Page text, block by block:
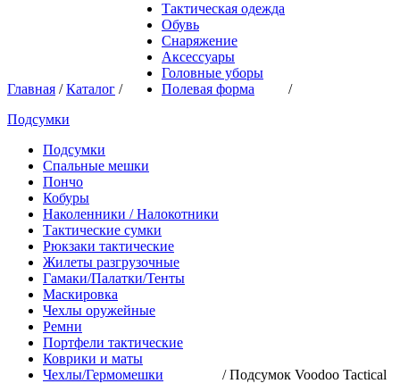
Главная /Каталог /
Тактическая одежда
Обувь
Снаряжение
Аксессуары
Головные уборы
Полевая форма
/
Подсумки
Подсумки
Спальные мешки
Пончо
Кобуры
Наколенники / Налокотники
Тактические сумки
Рюкзаки тактические
Жилеты разгрузочные
Гамаки/Палатки/Тенты
Маскировка
Чехлы оружейные
Ремни
Портфели тактические
Коврики и маты
Чехлы/Гермомешки
/Подсумок Voodoo Tactical